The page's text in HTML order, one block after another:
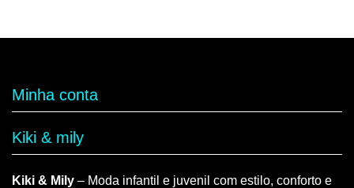
Minha conta
Kiki & mily
Kiki & Mily – Moda infantil e juvenil com estilo, conforto e